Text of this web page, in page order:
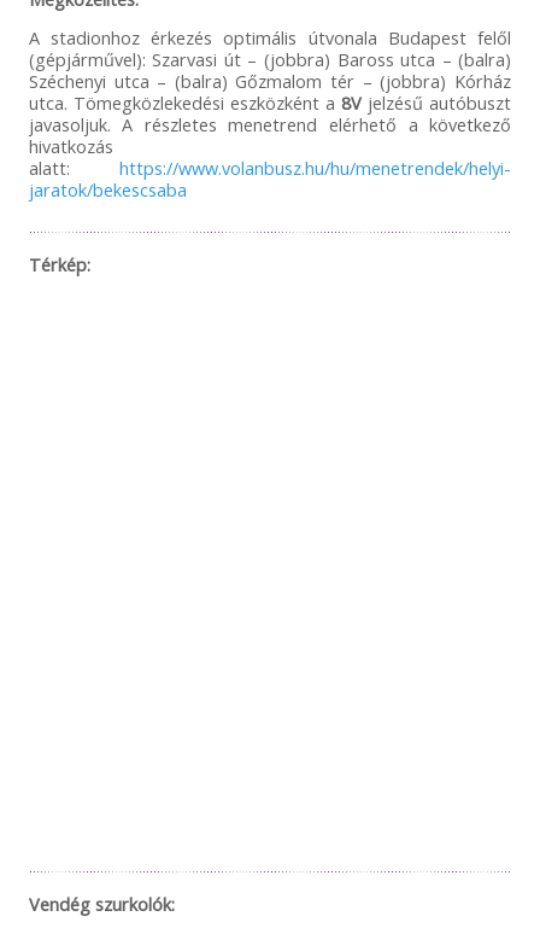
A stadionhoz érkezés optimális útvonala Budapest felől
(gépjárművel): Szarvasi út – (jobbra) Baross utca – (balra)
Széchenyi utca – (balra) Gőzmalom tér – (jobbra) Kórház
utca. Tömegközlekedési eszközként a 8V jelzésű autóbuszt
javasoljuk. A részletes menetrend elérhető a következő
hivatkozás
alatt:https://www.volanbusz.hu/hu/menetrendek/helyi-
jaratok/bekescsaba
Térkép:
Vendég szurkolók: